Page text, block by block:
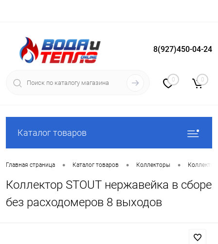
Вход Регистрация
8(927)450-04-24
0 0
Каталог товаров
Главная страница • Каталог товаров • Коллекторы •
Коллектор STOUT нержавейка в сборе
без расходомеров 8 выходов